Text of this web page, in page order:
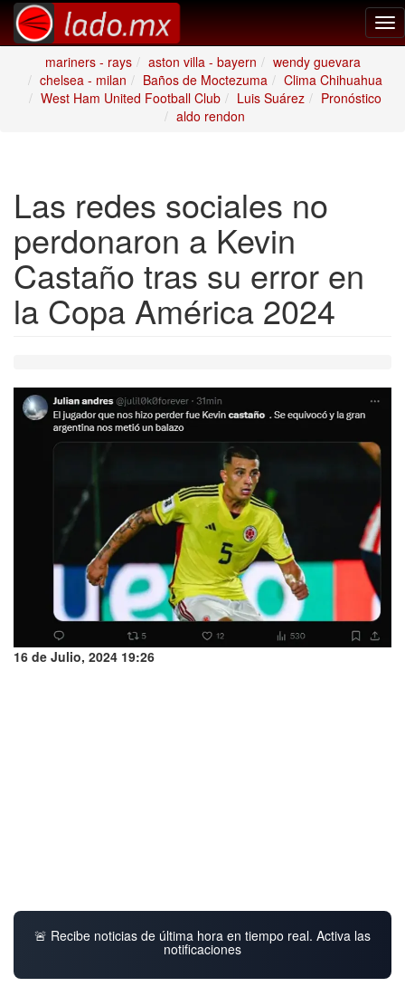
mariners - rays
aston villa - bayern
wendy guevara
chelsea - milan
Baños de Moctezuma
Clima Chihuahua
West Ham United Football Club
Luis Suárez
Pronóstico
aldo rendon
Las redes sociales no
perdonaron a Kevin
Castaño tras su error en
la Copa América 2024
16 de Julio, 2024 19:26
🚨 Recibe noticias de última hora en tiempo real. Activa las
notificaciones